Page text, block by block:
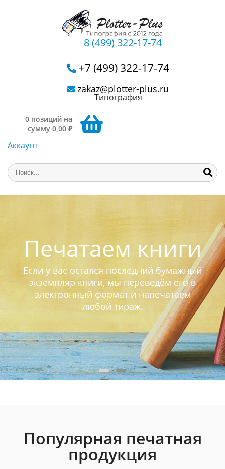
8 (499) 322-17-74
+7 (499) 322-17-74
zakaz@plotter-plus.ru
Типография
0 позиций на
сумму 0,00 ₽
Аккаунт
Печатаем книги
Если у вас остался последний бумажный
экземпляр книги, мы переведём его в
электронный формат и напечатаем
любой тираж.
Популярная печатная
продукция